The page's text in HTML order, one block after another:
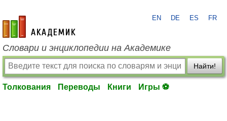
academic.ru
EN DE ES FR
Словари и энциклопедии на Академике
Найти!
Толкования Переводы Книги Игры ⚽